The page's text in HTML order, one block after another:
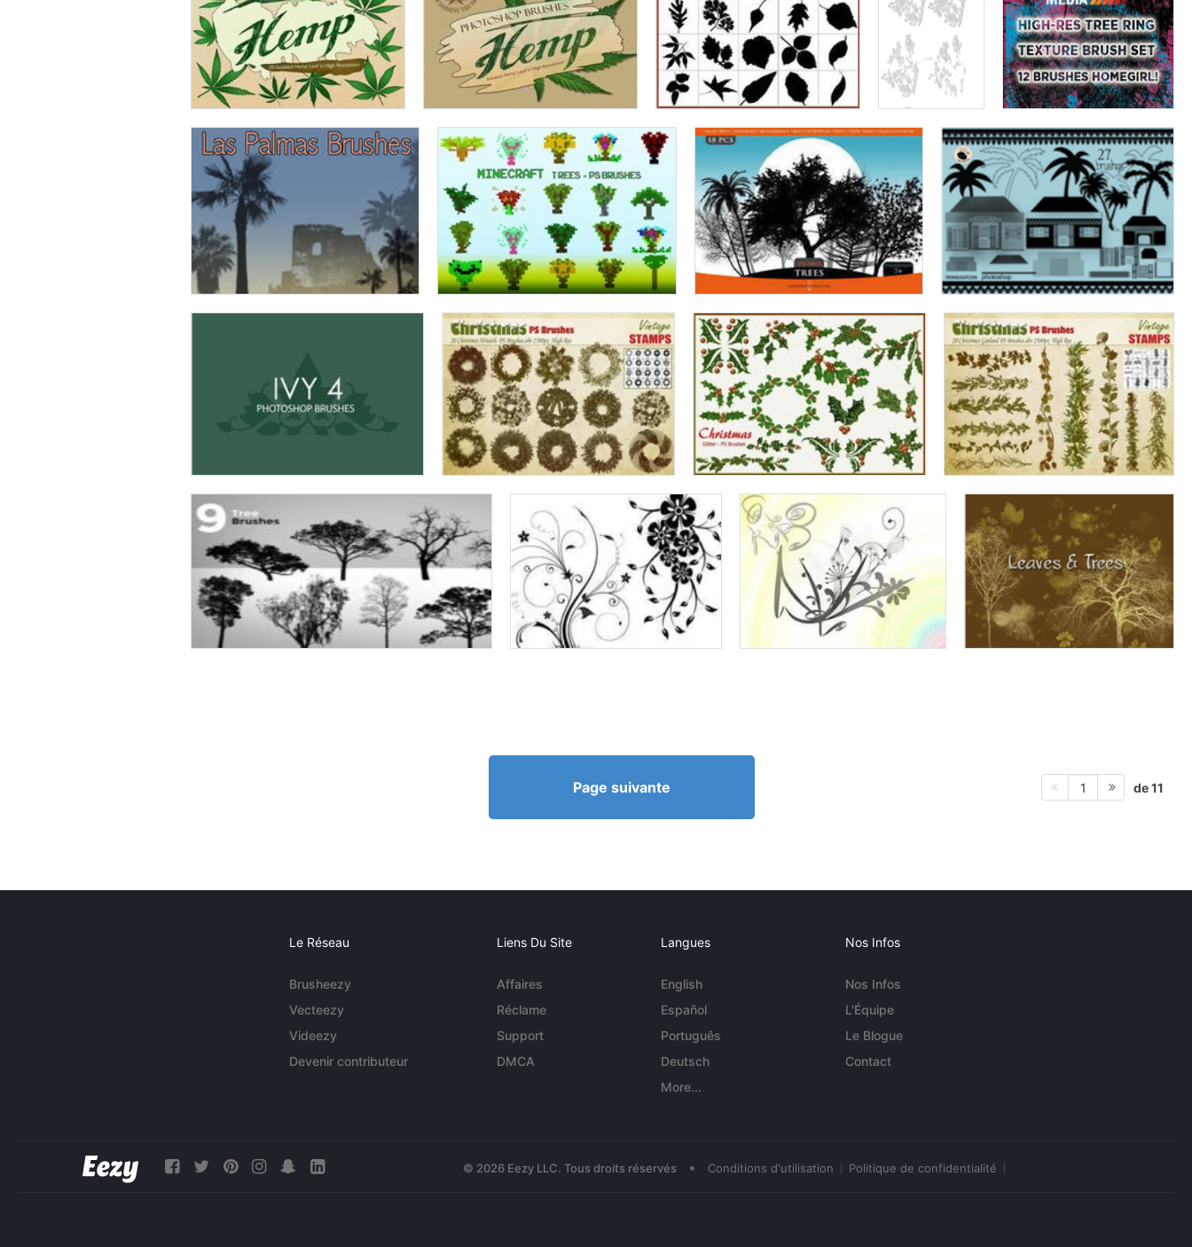
Page suivante 1 de 11
Le Réseau
Brusheezy
Vecteezy
Videezy
Devenir contributeur
Liens Du Site
Affaires
Réclame
Support
DMCA
Langues
English
Español
Português
Deutsch
More...
Nos Infos
Nos Infos
L'Équipe
Le Blogue
Contact
© 2026 Eezy LLC. Tous droits réservés • Conditions d'utilisation Politique de confidentialité